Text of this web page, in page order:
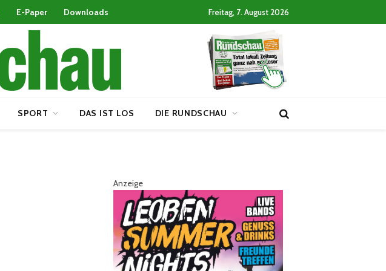
E-Paper Downloads Freitag, 7. August 2026
SPORT DAS IST LOS DIE RUNDSCHAU
Anzeige